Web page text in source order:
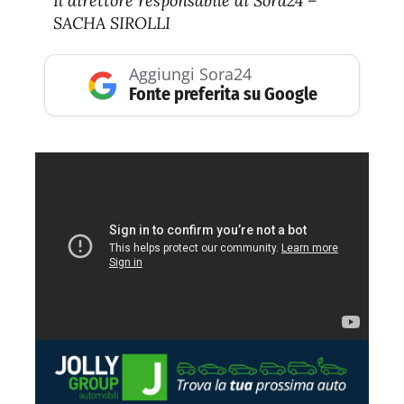
SACHA SIROLLI
Aggiungi Sora24
Fonte preferita su Google